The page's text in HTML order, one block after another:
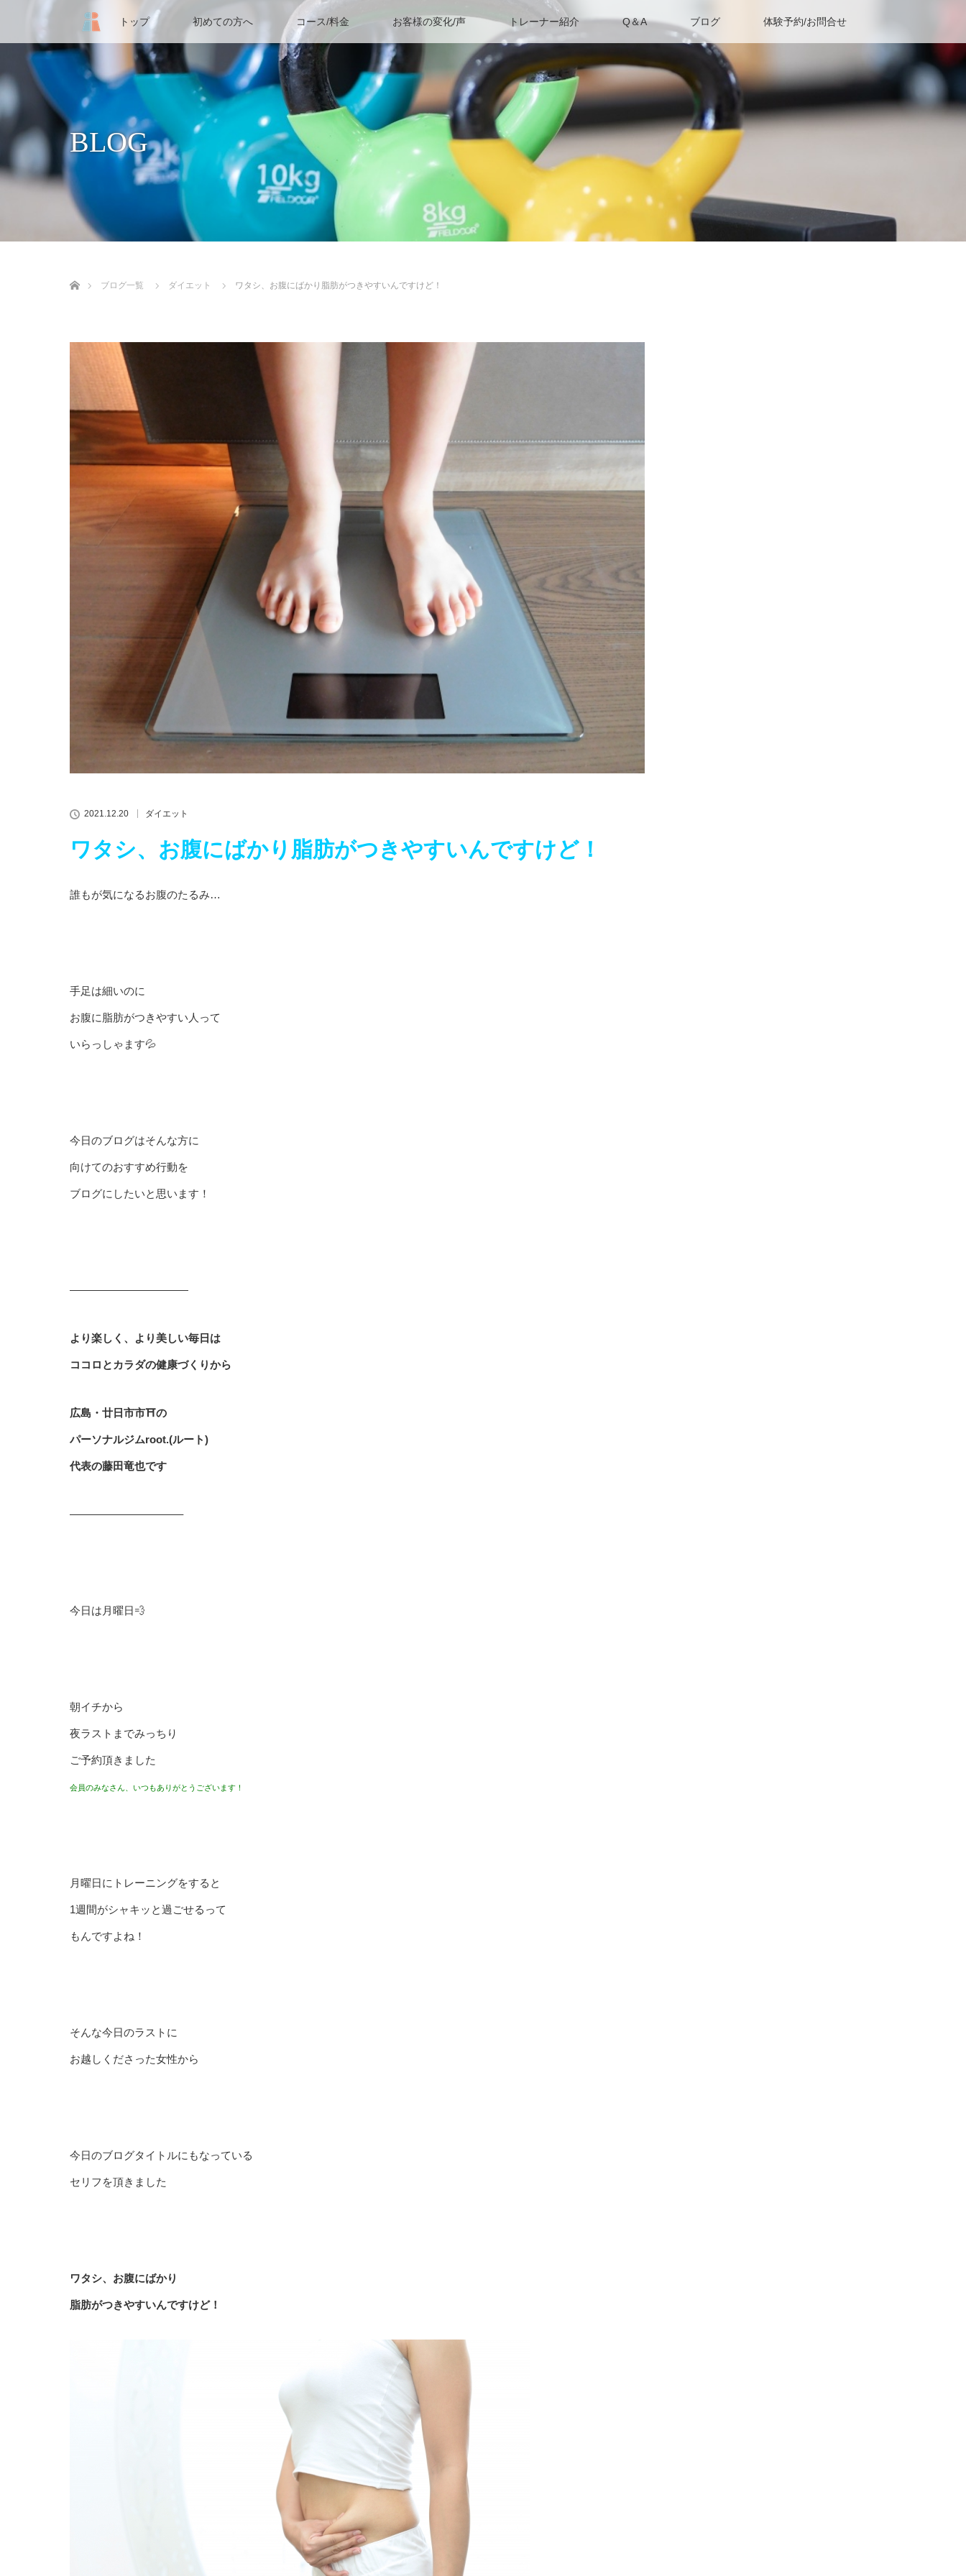
トップ 初めての方へ コース/料金 お客様の変化/声 トレーナー紹介 Q＆A ブログ 体験予約/お問合せ
BLOG
ブログ一覧
ダイエット ワタシ、お腹にばかり脂肪がつきやすいんですけど！
2021.12.20 ダイエット
ワタシ、お腹にばかり脂肪がつきやすいんですけど！
誰もが気になるお腹のたるみ…
手足は細いのに
お腹に脂肪がつきやすい人って
いらっしゃます💦
今日のブログはそんな方に
向けてのおすすめ行動を
ブログにしたいと思います！
———————————
より楽しく、より美しい毎日は
ココロとカラダの健康づくりから
広島・廿日市市⛩の
パーソナルジムroot.(ルート)
代表の藤田竜也です
——————————–
今日は月曜日💨
朝イチから
夜ラストまでみっちり
ご予約頂きました
会員のみなさん、いつもありがとうございます！
月曜日にトレーニングをすると
1週間がシャキッと過ごせるって
もんですよね！
そんな今日のラストに
お越しくださった女性から
今日のブログタイトルにもなっている
セリフを頂きました
ワタシ、お腹にばかり
脂肪がつきやすいんですけど！